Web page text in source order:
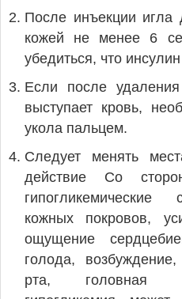
После инъекции игла
кожей не менее 6
убедиться, что
Если после
выступает кровь,
укола пальцем.
Следует менять
действие Со
гипогликемические
кожных покровов,
ощущение
голода,
рта, головная